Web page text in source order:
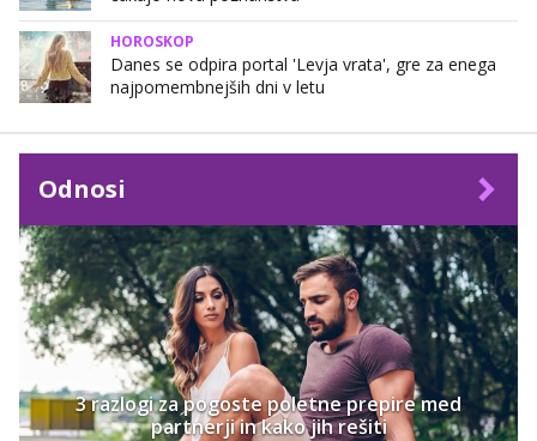
HOROSKOP
Danes se odpira portal 'Levja vrata', gre za enega
najpomembnejših dni v letu
Odnosi
3 razlogi za pogoste poletne prepire med
partnerji in kako jih rešiti